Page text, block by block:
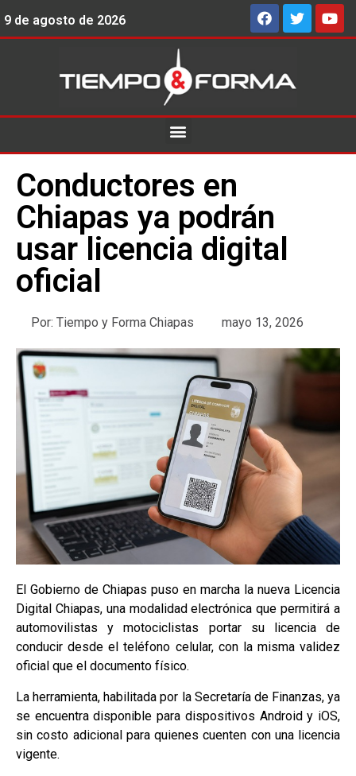
9 de agosto de 2026
Conductores en
Chiapas ya podrán
usar licencia digital
oficial
Por: Tiempo y Forma Chiapas mayo 13, 2026
El Gobierno de Chiapas puso en marcha la nueva Licencia
Digital Chiapas, una modalidad electrónica que permitirá a
automovilistas y motociclistas portar su licencia de
conducir desde el teléfono celular, con la misma validez
oficial que el documento físico.
La herramienta, habilitada por la Secretaría de Finanzas, ya
se encuentra disponible para dispositivos Android y iOS,
sin costo adicional para quienes cuenten con una licencia
vigente.